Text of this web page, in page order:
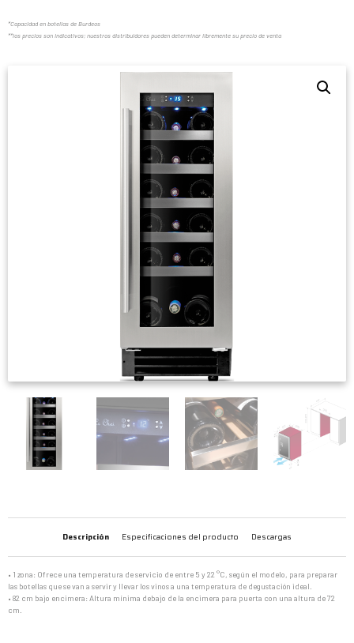
*Capacidad en botellas de Burdeos
**los precios son indicativos; nuestros distribuidores pueden determinar libremente su precio de venta
Descripción Especificaciones del producto Descargas
• 1 zona: Ofrece una temperatura de servicio de entre 5 y 22 °C, según el modelo, para preparar
las botellas que se van a servir y llevar los vinos a una temperatura de degustación ideal.
• 82 cm bajo encimera: Altura mínima debajo de la encimera para puerta con una altura de 72
cm.